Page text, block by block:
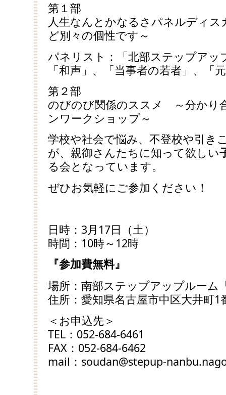
第１部
人生なんとかなるさパネルディ
ど別々の個性です～
パネリスト：「北部ステップア
「和声」、「当事者の若者」、「
第２部
のびのび関係のススメ ～分かり
ンワークショップ～
学校や社会で悩み、不登校や引き
が、親御さんたちに知って欲しい
る会となっています。
ぜひお気軽にご参加ください！
日時：3月17日（土）
時間：10時～12時
『参加費無料』
場所：南部ステップアップルーム
住所：愛知県名古屋市中区大井町
＜お申込先＞
TEL：052-684-6461
FAX：052-684-6462
mail：soudan@stepup-